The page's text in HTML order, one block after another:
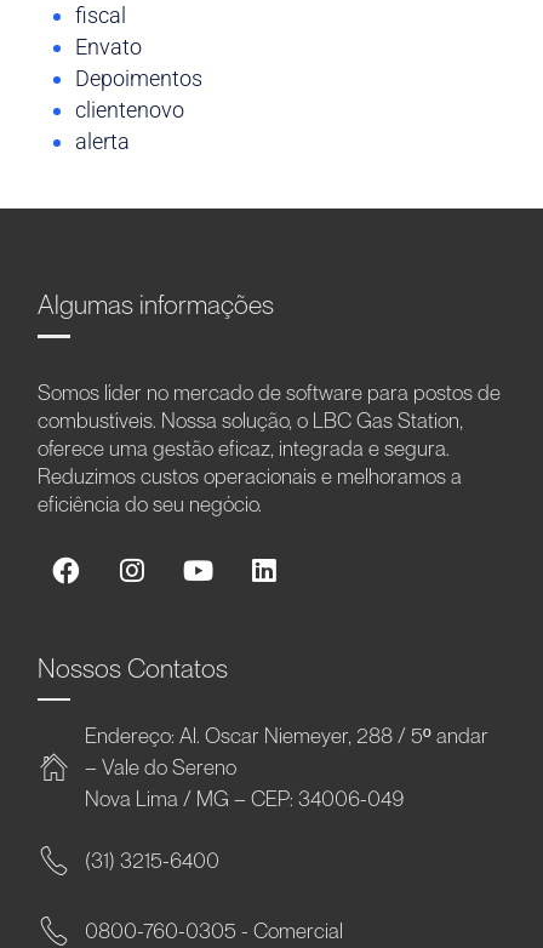
fiscal
Envato
Depoimentos
clientenovo
alerta
Algumas informações
Somos líder no mercado de software para postos de
combustíveis. Nossa solução, o LBC Gas Station,
oferece uma gestão eficaz, integrada e segura.
Reduzimos custos operacionais e melhoramos a
eficiência do seu negócio.
Nossos Contatos
Endereço: Al. Oscar Niemeyer, 288 / 5º andar
– Vale do Sereno
Nova Lima / MG – CEP: 34006-049
(31) 3215-6400
0800-760-0305 - Comercial